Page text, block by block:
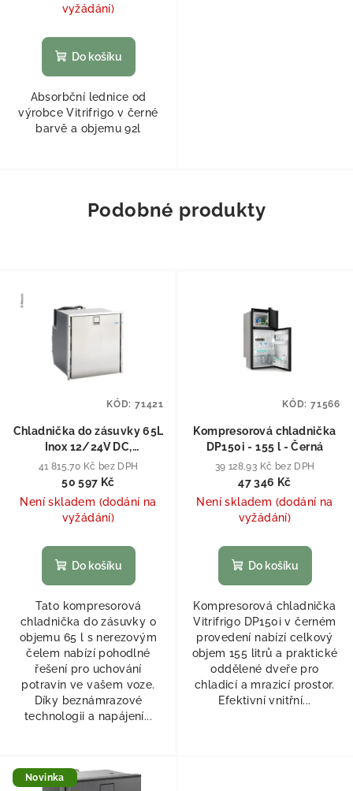
vyžádání)
Do košíku
Absorbční lednice od
výrobce Vitrifrigo v černé
barvě a objemu 92l
Podobné produkty
Chladnička do zásuvky 65L
Inox 12/24V DC,
beznámrazová
41 815,70 Kč bez DPH
50 597 Kč
Není skladem (dodání na
vyžádání)
Do košíku
Tato kompresorová
chladnička do zásuvky o
objemu 65 l s nerezovým
čelem nabízí pohodlné
řešení pro uchování
potravin ve vašem voze.
Díky beznámrazové
technologii a napájení...
KÓD: 71421
Kompresorová chladnička
DP150i - 155 l - Černá
39 128,93 Kč bez DPH
47 346 Kč
Není skladem (dodání na
vyžádání)
Do košíku
Kompresorová chladnička
Vitrifrigo DP150i v černém
provedení nabízí celkový
objem 155 litrů a praktické
oddělené dveře pro
chladicí a mrazicí prostor.
Efektivní vnitřní...
KÓD: 71566
Novinka